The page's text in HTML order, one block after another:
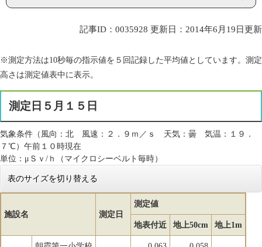
記事ID：0035928 更新日：2014年6月19日更新
※測定方法は10秒毎の指示値を５回記録した平均値としています。測定
高さは測定値表中に表示。
測定日５月１５日
気象条件（風向：北 風速：２．９ｍ／ｓ 天気：曇 気温：１９．
７℃）午前１０時現在
単位：μＳｖ/ｈ（マイクロシーベルト毎時）
表のサイズを切り替える
施設名 測定日
測定値
地表付近 地上50cm 地上1m